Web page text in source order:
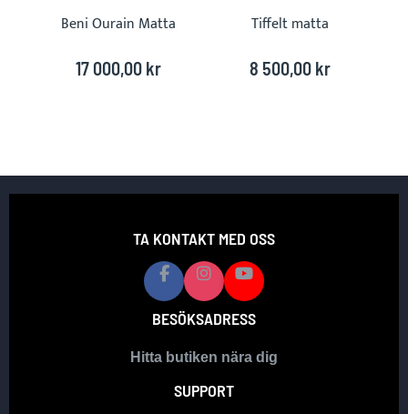
Beni Ourain Matta
17 000,00 kr
Tiffelt matta
8 500,00 kr
TA KONTAKT MED OSS
BESÖKSADRESS
Hitta butiken nära dig
SUPPORT